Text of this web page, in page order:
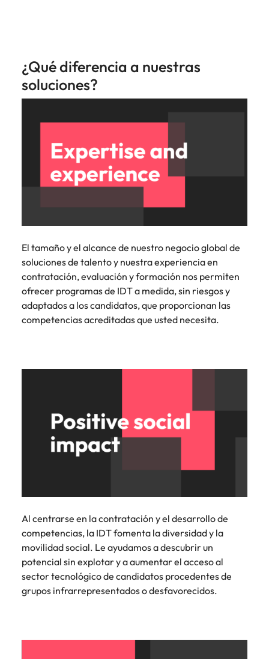
¿Qué diferencia a nuestras
soluciones?
El tamaño y el alcance de nuestro negocio global de
soluciones de talento y nuestra experiencia en
contratación, evaluación y formación nos permiten
ofrecer programas de IDT a medida, sin riesgos y
adaptados a los candidatos, que proporcionan las
competencias acreditadas que usted necesita.
Al centrarse en la contratación y el desarrollo de
competencias, la IDT fomenta la diversidad y la
movilidad social. Le ayudamos a descubrir un
potencial sin explotar y a aumentar el acceso al
sector tecnológico de candidatos procedentes de
grupos infrarrepresentados o desfavorecidos.